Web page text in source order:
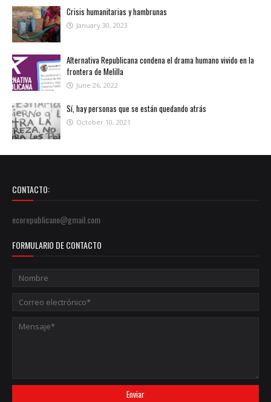
Crisis humanitarias y hambrunas
January 30, 2023
Alternativa Republicana condena el drama humano vivido en la
frontera de Melilla
June 26, 2022
Sí, hay personas que se están quedando atrás
October 10, 2021
CONTACTO:
ecorepublicano@gmail.com
FORMULARIO DE CONTACTO